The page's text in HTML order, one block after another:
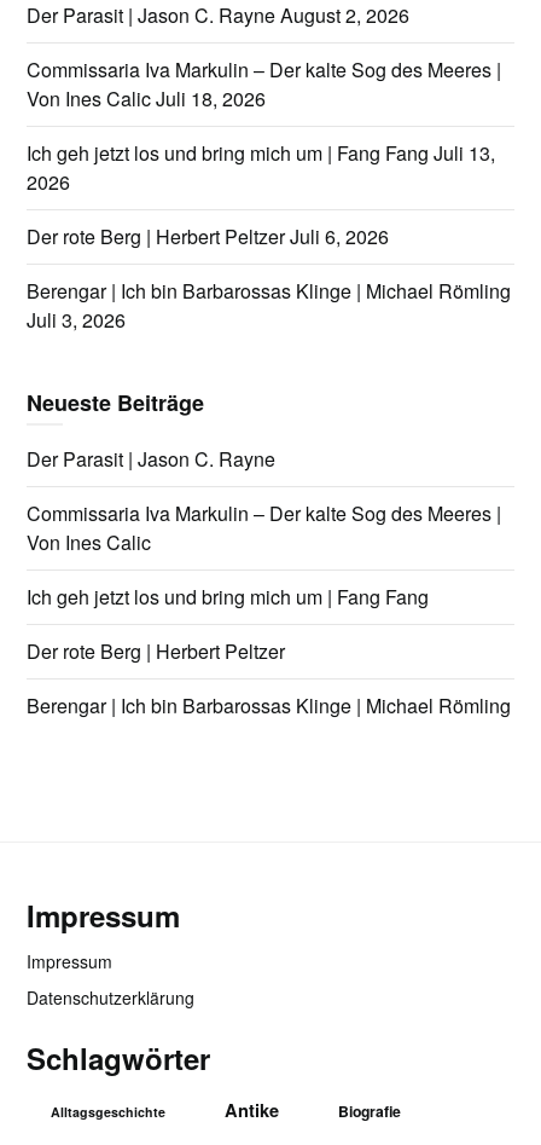
Der Parasit | Jason C. RayneAugust 2, 2026
Commissaria Iva Markulin – Der kalte Sog des Meeres |
Von Ines CalicJuli 18, 2026
Ich geh jetzt los und bring mich um | Fang Fang Juli 13,
2026
Der rote Berg | Herbert PeltzerJuli 6, 2026
Berengar | Ich bin Barbarossas Klinge | Michael Römling
Juli 3, 2026
Neueste Beiträge
Der Parasit | Jason C. Rayne
Commissaria Iva Markulin – Der kalte Sog des Meeres |
Von Ines Calic
Ich geh jetzt los und bring mich um | Fang Fang
Der rote Berg | Herbert Peltzer
Berengar | Ich bin Barbarossas Klinge | Michael Römling
Impressum
Impressum
Datenschutzerklärung
Schlagwörter
Alltagsgeschichte Antike Biografie